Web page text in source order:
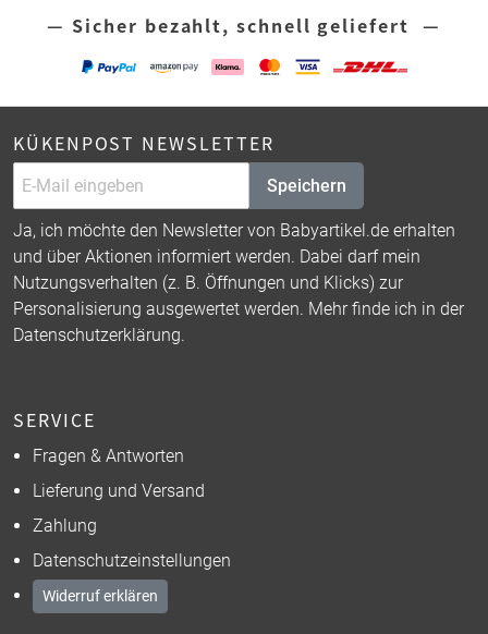
— Sicher bezahlt, schnell geliefert —
KÜKENPOST NEWSLETTER
Speichern
Ja, ich möchte den Newsletter von Babyartikel.de erhalten
und über Aktionen informiert werden. Dabei darf mein
Nutzungsverhalten (z. B. Öffnungen und Klicks) zur
Personalisierung ausgewertet werden. Mehr finde ich in der
Datenschutzerklärung.
SERVICE
Fragen & Antworten
Lieferung und Versand
Zahlung
Datenschutzeinstellungen
Widerruf erklären